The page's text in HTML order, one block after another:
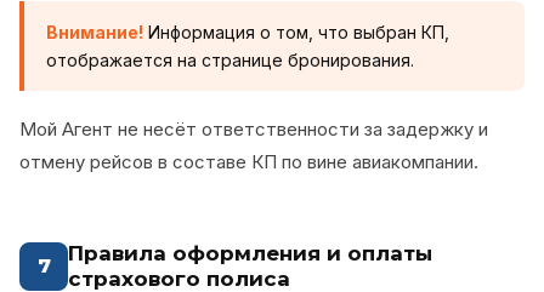
Внимание! Информация о том, что выбран КП,
отображается на странице бронирования.
Мой Агент не несёт ответственности за задержку и
отмену рейсов в составе КП по вине авиакомпании.
7
Правила оформления и оплаты
страхового полиса